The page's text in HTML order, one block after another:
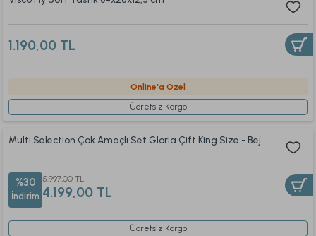
1.190,00 TL
Online'a Özel
Ücretsiz Kargo
Multi Selection Çok Amaçlı Set Gloria Çift King Size - Bej
%30
İndirim
5.997,00 TL
4.199,00 TL
Ücretsiz Kargo